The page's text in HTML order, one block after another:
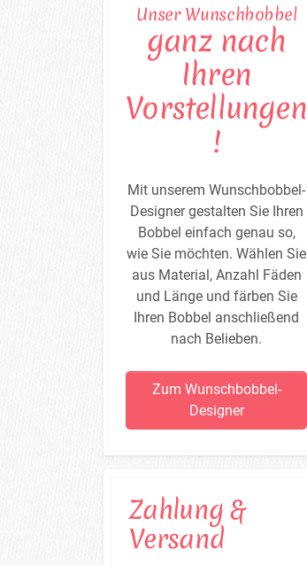
Unser Wunschbobbel
ganz nach
Ihren
Vorstellungen
!
Mit unserem Wunschbobbel-
Designer gestalten Sie Ihren
Bobbel einfach genau so,
wie Sie möchten. Wählen Sie
aus Material, Anzahl Fäden
und Länge und färben Sie
Ihren Bobbel anschließend
nach Belieben.
Zum Wunschbobbel-
Designer
Zahlung &
Versand